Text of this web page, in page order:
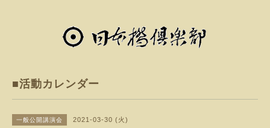
■活動カレンダー
一般公開講演会 2021-03-30 (火)